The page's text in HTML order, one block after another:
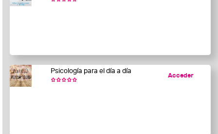
Psicología para el día a día
Acceder